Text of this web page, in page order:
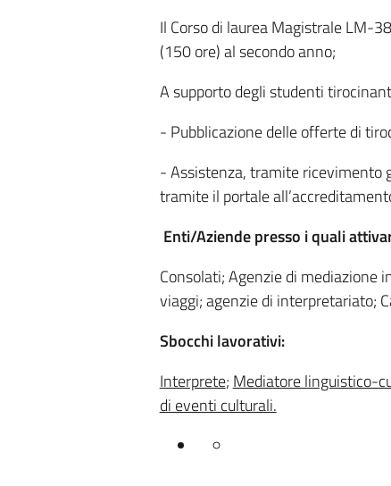
Il Corso di laurea Magistrale LM-
(150 ore) al secondo anno;
A supporto degli studenti
- Pubblicazione delle offerte di
- Assistenza, tramite ricevimento
tramite il portale
Enti/Aziende presso i quali
Consolati; Agenzie di mediazione
viaggi; agenzie di interpretariato;
Sbocchi lavorativi:
Interprete; Mediatore linguistico-
di eventi culturali.